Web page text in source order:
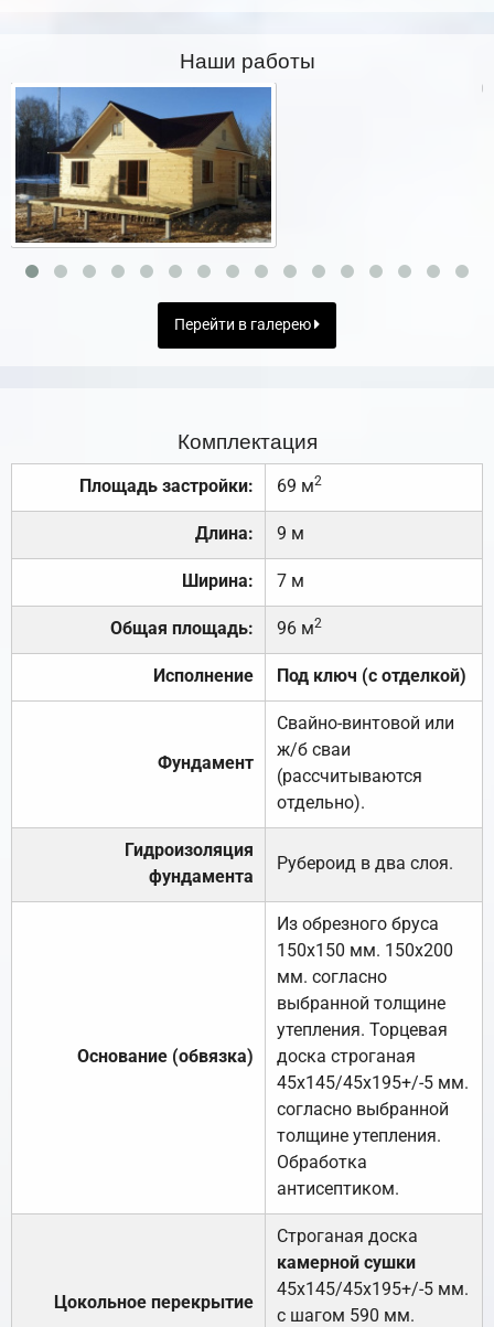
Наши работы
Перейти в галерею
Комплектация
Площадь застройки: 69 м2
Длина: 9 м
Ширина: 7 м
Общая площадь: 96 м2
Исполнение Под ключ (с отделкой)
Фундамент
Свайно-винтовой или
ж/б сваи
(рассчитываются
отдельно).
Гидроизоляция
фундамента
Рубероид в два слоя.
Основание (обвязка)
Из обрезного бруса
150х150 мм. 150х200
мм. согласно
выбранной толщине
утепления. Торцевая
доска строганая
45х145/45х195+/-5 мм.
согласно выбранной
толщине утепления.
Обработка
антисептиком.
Цокольное перекрытие
Строганая доска
камерной сушки
45х145/45х195+/-5 мм.
с шагом 590 мм.